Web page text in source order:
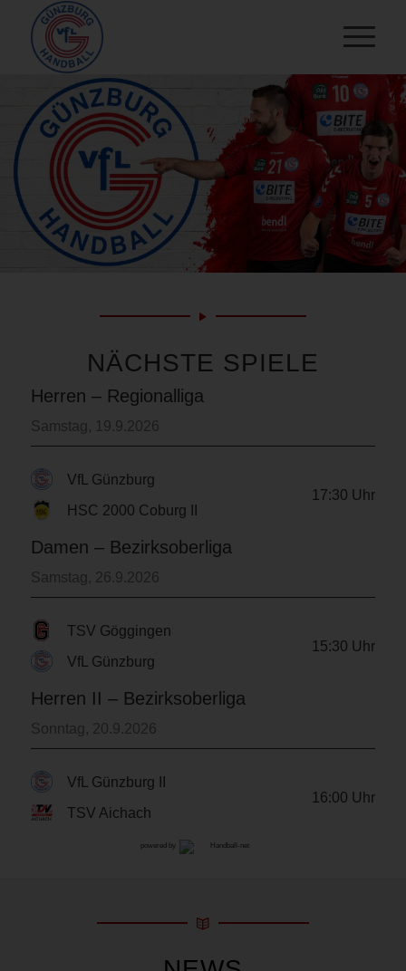
NÄCHSTE SPIELE
Herren – Regionalliga
Samstag, 19.9.2026
VfL Günzburg
HSC 2000 Coburg II
17:30 Uhr
Damen – Bezirksoberliga
Samstag, 26.9.2026
TSV Göggingen
VfL Günzburg
15:30 Uhr
Herren II – Bezirksoberliga
Sonntag, 20.9.2026
VfL Günzburg II
TSV Aichach
16:00 Uhr
powered by